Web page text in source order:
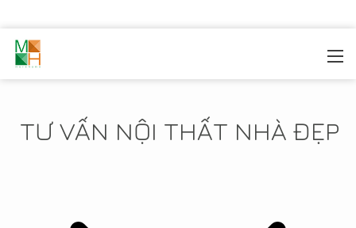
TƯ VẤN NỘI THẤT NHÀ ĐẸP